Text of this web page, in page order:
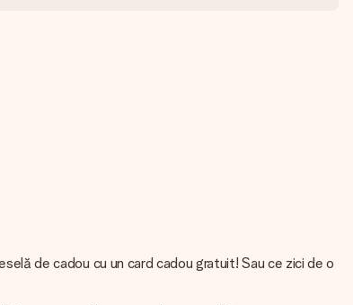
de cadou cu un card cadou gratuit! Sau ce zici de o